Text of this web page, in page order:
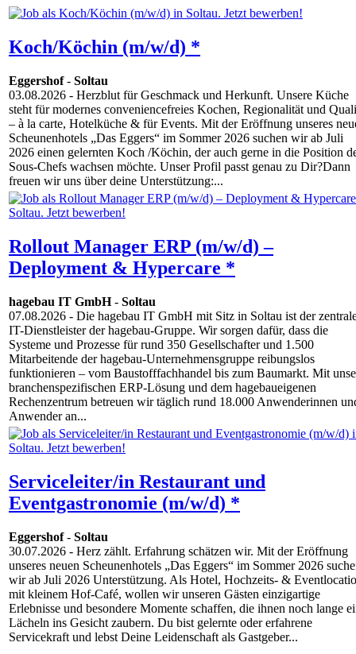
Koch/Köchin (m/w/d) *
Eggershof- Soltau
03.08.2026 - Herzblut für Geschmack und Herkunft. Unsere Küche
steht für modernes conveniencefreies Kochen, Regionalität und
– à la carte, Hotelküche & für Events. Mit der Eröffnung unseres
Scheunenhotels „Das Eggers“ im Sommer 2026 suchen wir ab Juli
2026 einen gelernten Koch /Köchin, der auch gerne in die Position
Sous-Chefs wachsen möchte. Unser Profil passt genau zu Dir?Dann
freuen wir uns über deine Unterstützung:...
Rollout Manager ERP (m/w/d) –
Deployment & Hypercare *
hagebau IT GmbH- Soltau
07.08.2026 - Die hagebau IT GmbH mit Sitz in Soltau ist der
IT-Dienstleister der hagebau-Gruppe. Wir sorgen dafür, dass die
Systeme und Prozesse für rund 350 Gesellschafter und 1.500
Mitarbeitende der hagebau-Unternehmensgruppe reibungslos
funktionieren – vom Baustofffachhandel bis zum Baumarkt. Mit
branchenspezifischen ERP-Lösung und dem hagebaueigenen
Rechenzentrum betreuen wir täglich rund 18.000 Anwenderinnen
Anwender an...
Serviceleiter/in Restaurant und
Eventgastronomie (m/w/d) *
Eggershof- Soltau
30.07.2026 - Herz zählt. Erfahrung schätzen wir. Mit der Eröffnung
unseres neuen Scheunenhotels „Das Eggers“ im Sommer 2026
wir ab Juli 2026 Unterstützung. Als Hotel, Hochzeits- &
mit kleinem Hof-Café, wollen wir unseren Gästen einzigartige
Erlebnisse und besondere Momente schaffen, die ihnen noch lange
Lächeln ins Gesicht zaubern. Du bist gelernte oder erfahrene
Servicekraft und lebst Deine Leidenschaft als Gastgeber...